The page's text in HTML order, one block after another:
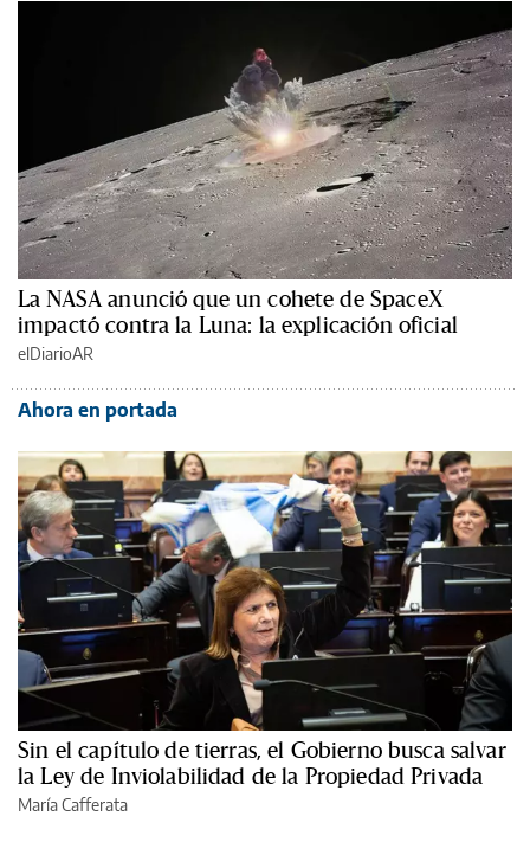
La NASA anunció que un cohete de SpaceX
impactó contra la Luna: la explicación oficial
elDiarioAR
Ahora en portada
Sin el capítulo de tierras, el Gobierno busca salvar
la Ley de Inviolabilidad de la Propiedad Privada
María Cafferata